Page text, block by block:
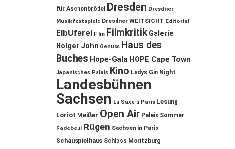
für Aschenbrödel
Dresden Dresdner
Musikfestspiele Dresdner WEITSICHT Editorial
ElbUferei Film Filmkritik Galerie
Holger John Genuss Haus des
Buches Hope-Gala HOPE Cape Town
Japanisches Palais Kino Ladys Gin Night
Landesbühnen
Sachsen La Saxe à Paris Lesung
Loriot Meißen Open Air Palais Sommer
Radebeul Rügen Sachsen in Paris
Schauspielhaus Schloss Moritzburg